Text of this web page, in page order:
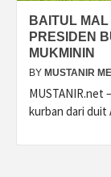
BAITUL
PRESIDEN
MUKMININ
BY MUSTANIR
MUSTANIR.net
kurban dari duit